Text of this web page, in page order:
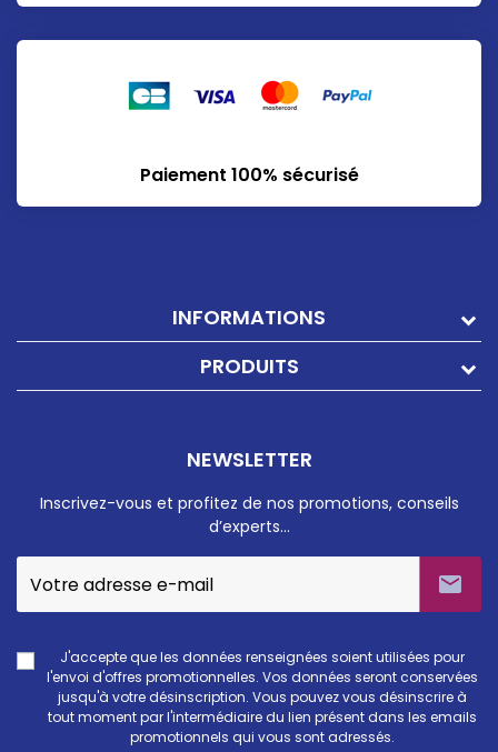
Paiement 100% sécurisé
INFORMATIONS
PRODUITS
NEWSLETTER
Inscrivez-vous et profitez de nos promotions, conseils
d’experts…

J'accepte que les données renseignées soient utilisées pour
l'envoi d'offres promotionnelles. Vos données seront conservées
jusqu'à votre désinscription. Vous pouvez vous désinscrire à
tout moment par l'intermédiaire du lien présent dans les emails
promotionnels qui vous sont adressés.